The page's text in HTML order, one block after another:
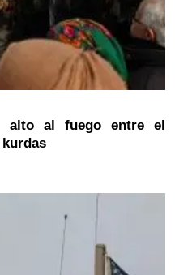
alto al fuego entre el